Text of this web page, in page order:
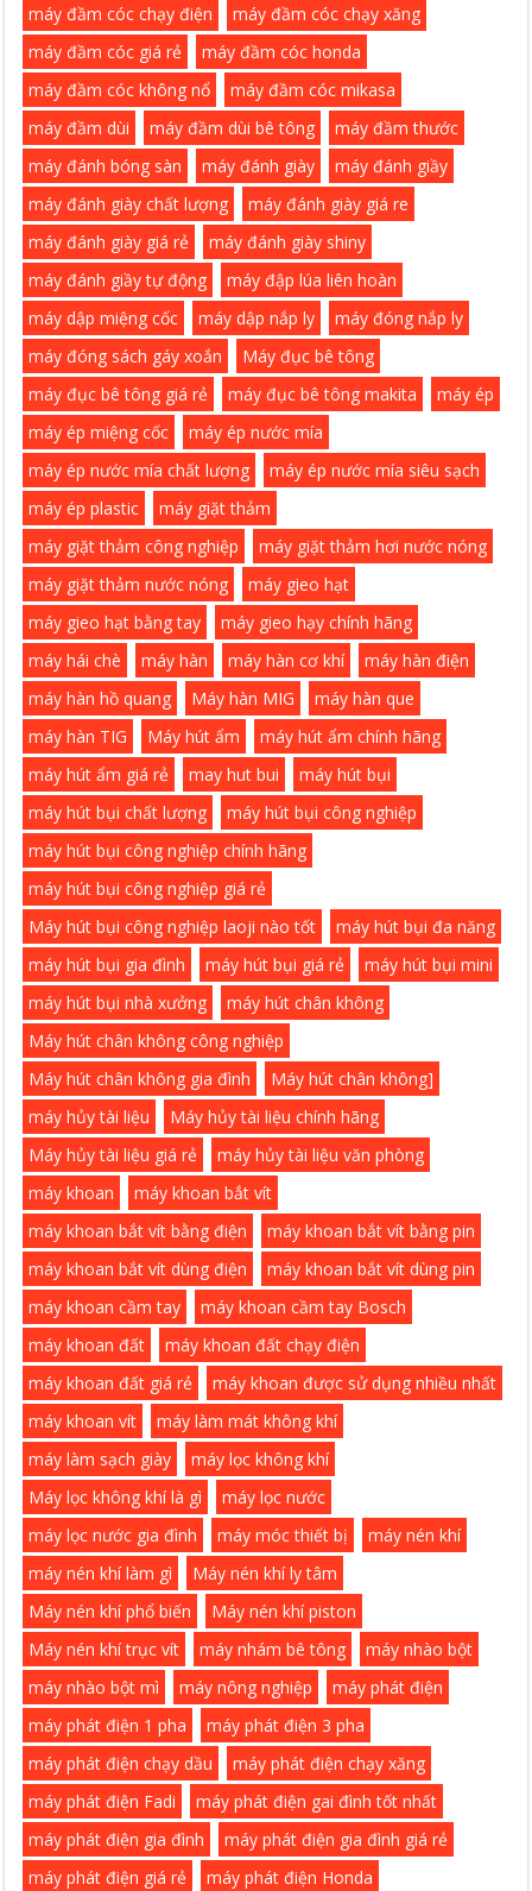
máy đầm cóc chạy điện
máy đầm cóc chạy xăng
máy đầm cóc giá rẻ
máy đầm cóc honda
máy đầm cóc không nổ
máy đầm cóc mikasa
máy đầm dùi
máy đầm dùi bê tông
máy đầm thước
máy đánh bóng sàn
máy đánh giày
máy đánh giầy
máy đánh giày chất lượng
máy đánh giày giá re
máy đánh giày giá rẻ
máy đánh giày shiny
máy đánh giầy tự động
máy đập lúa liên hoàn
máy dập miệng cốc
máy dập nắp ly
máy đóng nắp ly
máy đóng sách gáy xoắn
Máy đục bê tông
máy đục bê tông giá rẻ
máy đục bê tông makita
máy ép
máy ép miệng cốc
máy ép nước mía
máy ép nước mía chất lượng
máy ép nước mía siêu sạch
máy ép plastic
máy giặt thảm
máy giặt thảm công nghiệp
máy giặt thảm hơi nước nóng
máy giặt thảm nước nóng
máy gieo hạt
máy gieo hạt bằng tay
máy gieo hạy chính hãng
máy hái chè
máy hàn máy hàn cơ khí
máy hàn điện
máy hàn hồ quang
Máy hàn MIG
máy hàn que
máy hàn TIG
Máy hút ẩm
máy hút ẩm chính hãng
máy hút ẩm giá rẻ
may hut bui
máy hút bụi
máy hút bụi chất lượng
máy hút bụi công nghiệp
máy hút bụi công nghiệp chính hãng
máy hút bụi công nghiệp giá rẻ
Máy hút bụi công nghiệp laoji nào tốt
máy hút bụi đa năng
máy hút bụi gia đình
máy hút bụi giá rẻ
máy hút bụi mini
máy hút bụi nhà xưởng
máy hút chân không
Máy hút chân không công nghiệp
Máy hút chân không gia đình
Máy hút chân không]
máy hủy tài liệu
Máy hủy tài liệu chính hãng
Máy hủy tài liệu giá rẻ
máy hủy tài liệu văn phòng
máy khoan
máy khoan bắt vít
máy khoan bắt vít bằng điện
máy khoan bắt vít bằng pin
máy khoan bắt vít dùng điện
máy khoan bắt vít dùng pin
máy khoan cầm tay
máy khoan cầm tay Bosch
máy khoan đất
máy khoan đất chạy điện
máy khoan đất giá rẻ
máy khoan được sử dụng nhiều nhất
máy khoan vít
máy làm mát không khí
máy làm sạch giày
máy lọc không khí
Máy lọc không khí là gì
máy lọc nước
máy lọc nước gia đình
máy móc thiết bị
máy nén khí
máy nén khí làm gì
Máy nén khí ly tâm
Máy nén khí phổ biến
Máy nén khí piston
Máy nén khí trục vít
máy nhám bê tông
máy nhào bột
máy nhào bột mì
máy nông nghiệp
máy phát điện
máy phát điện 1 pha
máy phát điện 3 pha
máy phát điện chạy dầu
máy phát điện chạy xăng
máy phát điện Fadi
máy phát điện gai đình tốt nhất
máy phát điện gia đình
máy phát điện gia đình giá rẻ
máy phát điện giá rẻ
máy phát điện Honda